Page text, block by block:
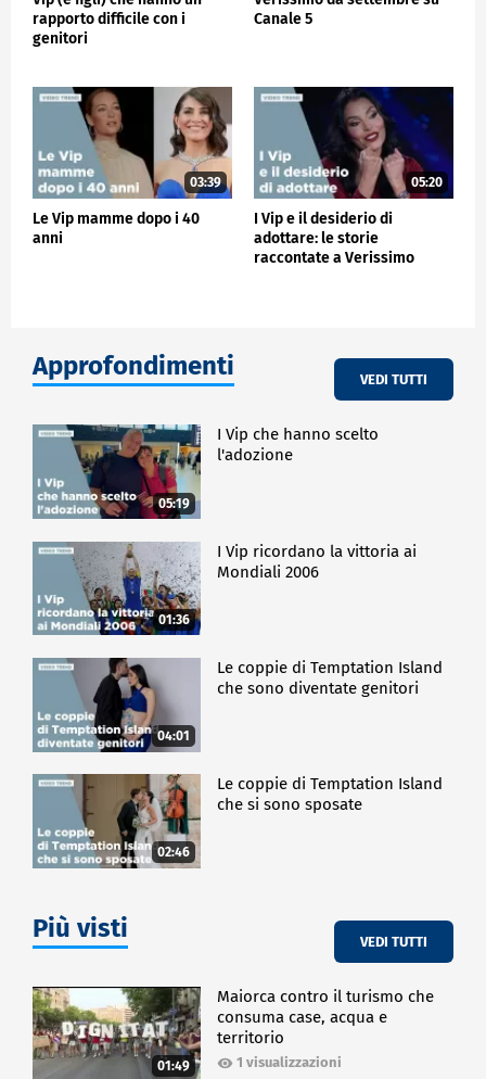
rapporto difficile con i
genitori
Canale 5
03:39
Le Vip mamme dopo i 40
anni
05:20
I Vip e il desiderio di
adottare: le storie
raccontate a Verissimo
Approfondimenti VEDI TUTTI
05:19
I Vip che hanno scelto
l'adozione
01:36
I Vip ricordano la vittoria ai
Mondiali 2006
04:01
Le coppie di Temptation Island
che sono diventate genitori
02:46
Le coppie di Temptation Island
che si sono sposate
Più visti VEDI TUTTI
01:49
Maiorca contro il turismo che
consuma case, acqua e
territorio
1 visualizzazioni